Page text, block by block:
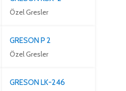
Özel Gresler
GRESON P 2
Özel Gresler
GRESON LK-246